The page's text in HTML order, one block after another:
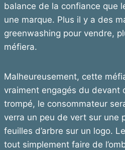
balance de la confiance que
une marque. Plus il y a des
greenwashing pour vendre,
méfiera.
Malheureusement, cette
vraiment engagés du devant
trompé, le consommateur
verra un peu de vert sur une
feuilles d’arbre sur un logo.
tout simplement faire de